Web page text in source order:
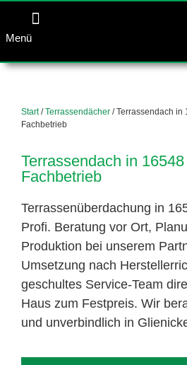
Menü
Start/Terrassendächer / Terrassendach in
Fachbetrieb
Terrassendach in
Fachbetrieb
Terrassenüberdachung in
Profi. Beratung vor Ort,
Produktion bei unserem
Umsetzung nach
geschultes Service-Team
Haus zum Festpreis. Wir
und unverbindlich in